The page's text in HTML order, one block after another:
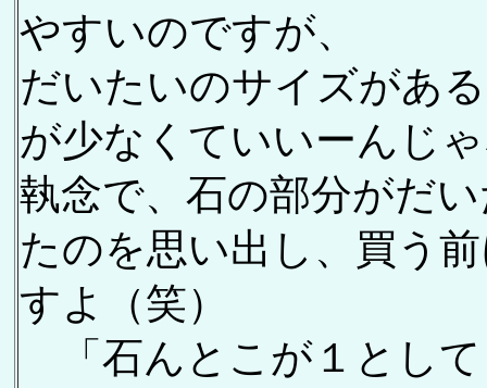
やすいのですが、
だいたいのサイズがあ
が少なくていいーんじ
執念で、石の部分がだ
たのを思い出し、買う
すよ（笑）
「石んとこが１とし